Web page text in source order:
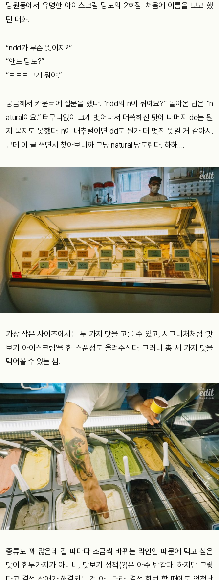
망원동에서 유명한 아이스크림 당도의 2호점. 처음에 이름을 보고 했
던 대화.
“ndd가 무슨 뜻이지?”
“앤드 당도?”
“ㅋㅋㅋ그게 뭐야.”
궁금해서 카운터에 질문을 했다. “ndd의 n이 뭐예요?” 돌아온 답은 “n
atural이요.” 터무니없이 크게 벗어나서 머쓱해진 탓에 나머지 dd는 뭔
지 묻지도 못했다. n이 내추럴이면 dd도 뭔가 더 멋진 뜻일 거 같아서.
근데 이 글 쓰면서 찾아보니까 그냥 natural 당도란다. 하하….
가장 작은 사이즈에서는 두 가지 맛을 고를 수 있고, 시그니처처럼 ‘맛
보기 아이스크림’을 한 스푼정도 올려주신다. 그러니 총 세 가지 맛을
먹어볼 수 있는 셈.
종류도 꽤 많은데 갈 때마다 조금씩 바뀌는 라인업 때문에 먹고 싶은
맛이 한두가지가 아니니, 맛보기 정책(?)은 아주 반갑다. 하지만 그렇